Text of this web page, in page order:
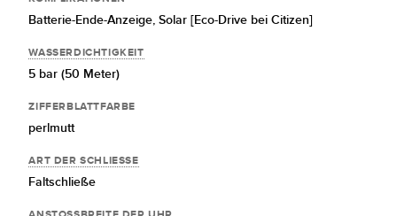
Batterie-Ende-Anzeige,Solar [Eco-Drive bei Citizen]
WASSERDICHTIGKEIT
5 bar (50 Meter)
ZIFFERBLATTFARBE
perlmutt
ART DER SCHLIESSE
Faltschließe